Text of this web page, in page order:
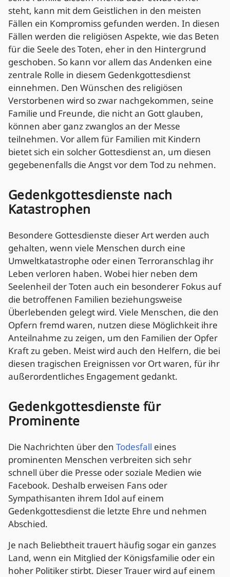
steht, kann mit dem Geistlichen in den meisten
Fällen ein Kompromiss gefunden werden. In diesen
Fällen werden die religiösen Aspekte, wie das Beten
für die Seele des Toten, eher in den Hintergrund
geschoben. So kann vor allem das Andenken eine
zentrale Rolle in diesem Gedenkgottesdienst
einnehmen. Den Wünschen des religiösen
Verstorbenen wird so zwar nachgekommen, seine
Familie und Freunde, die nicht an Gott glauben,
können aber ganz zwanglos an der Messe
teilnehmen. Vor allem für Familien mit Kindern
bietet sich ein solcher Gottesdienst an, um diesen
gegebenenfalls die Angst vor dem Tod zu nehmen.
Gedenkgottesdienste nach
Katastrophen
Besondere Gottesdienste dieser Art werden auch
gehalten, wenn viele Menschen durch eine
Umweltkatastrophe oder einen Terroranschlag ihr
Leben verloren haben. Wobei hier neben dem
Seelenheil der Toten auch ein besonderer Fokus auf
die betroffenen Familien beziehungsweise
Überlebenden gelegt wird. Viele Menschen, die den
Opfern fremd waren, nutzen diese Möglichkeit ihre
Anteilnahme zu zeigen, um den Familien der Opfer
Kraft zu geben. Meist wird auch den Helfern, die bei
diesen tragischen Ereignissen vor Ort waren, für ihr
außerordentliches Engagement gedankt.
Gedenkgottesdienste für
Prominente
Die Nachrichten über den Todesfall eines
prominenten Menschen verbreiten sich sehr
schnell über die Presse oder soziale Medien wie
Facebook. Deshalb erweisen Fans oder
Sympathisanten ihrem Idol auf einem
Gedenkgottesdienst die letzte Ehre und nehmen
Abschied.
Je nach Beliebtheit trauert häufig sogar ein ganzes
Land, wenn ein Mitglied der Königsfamilie oder ein
hoher Politiker stirbt. Dieser Trauer wird auf einem